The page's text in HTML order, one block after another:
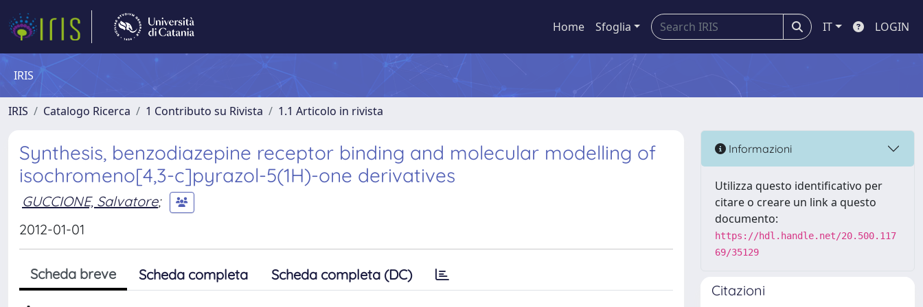
Home Sfoglia IT LOGIN
IRIS
IRIS Catalogo Ricerca 1 Contributo su Rivista 1.1 Articolo in rivista
Synthesis, benzodiazepine receptor binding and molecular modelling of
isochromeno[4,3-c]pyrazol-5(1H)-one derivatives
GUCCIONE, Salvatore;
2012-01-01
Scheda breve Scheda completa Scheda completa (DC)
Informazioni
Utilizza questo identificativo per
citare o creare un link a questo
documento:
https://hdl.handle.net/20.500.117
69/35129
Citazioni